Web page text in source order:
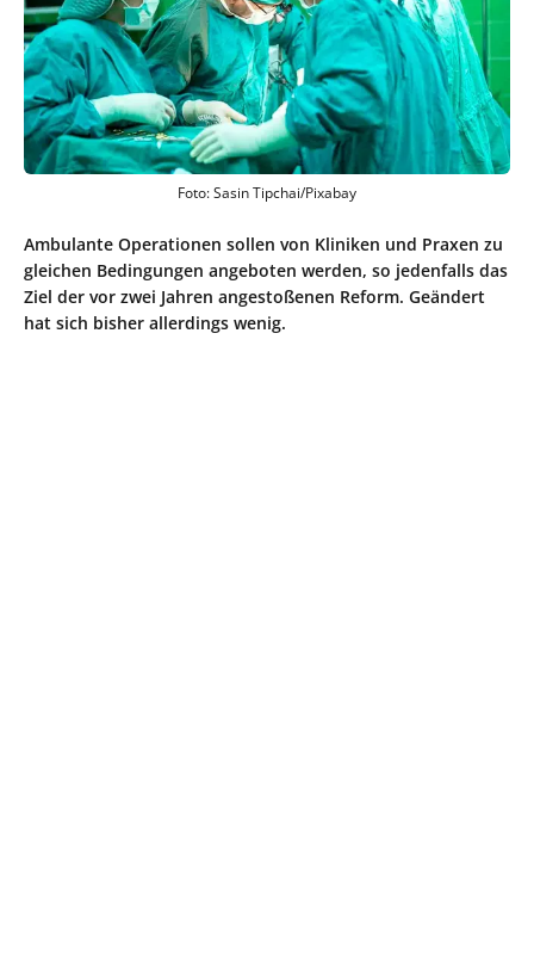
Foto: Sasin Tipchai/Pixabay
Ambulante Operationen sollen von Kliniken und Praxen zu
gleichen Bedingungen angeboten werden, so jedenfalls das
Ziel der vor zwei Jahren angestoßenen Reform. Geändert
hat sich bisher allerdings wenig.